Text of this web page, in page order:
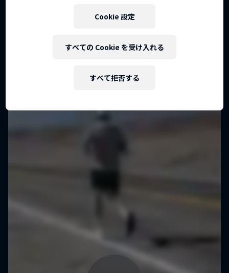
Cookie 設定
すべて拒否する
すべての Cookie を受け入れる